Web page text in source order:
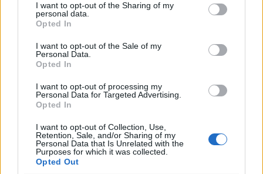
not limited to your visit or usage behaviour. You may click to
grant or deny consent to Google and its third-party tags to
use your data for below specified purposes in below Google
consent section.
I want to opt-out of the Sharing of my
personal data.
Opted In
I want to opt-out of the Sale of my
Personal Data.
Opted In
I want to opt-out of processing my
Personal Data for Targeted Advertising.
Opted In
I want to opt-out of Collection, Use,
Retention, Sale, and/or Sharing of my
Personal Data that Is Unrelated with the
Purposes for which it was collected.
Opted Out